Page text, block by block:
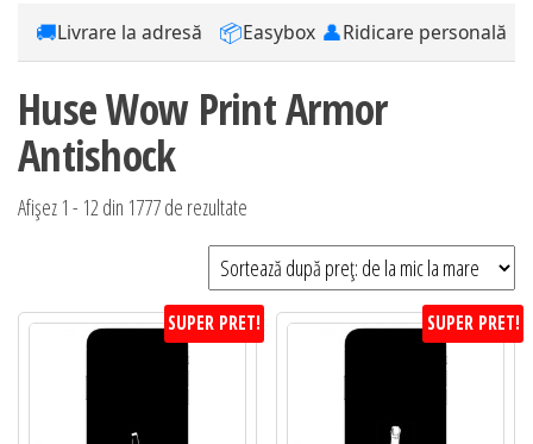
🚚Livrare la adresă 📦Easybox 👤Ridicare personală
Huse Wow Print Armor
Antishock
Afișez 1 - 12 din 1777 de rezultate
după
preț:
de
la
SUPER PRET! SUPER PRET!